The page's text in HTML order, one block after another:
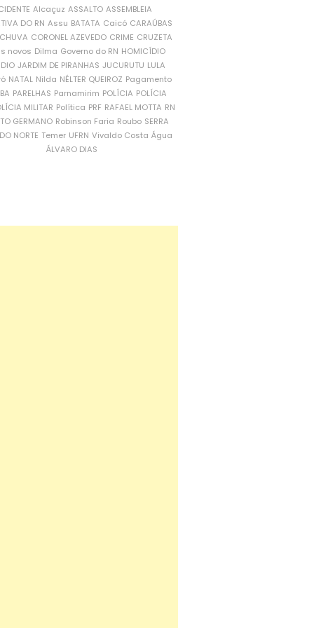
Alcaçuz ASSALTO ASSEMBLEIA
DO RN Assu BATATA Caicó CARAÚBAS
CORONEL AZEVEDO CRIME CRUZETA
novos Dilma Governo do RN HOMICÍDIO
JARDIM DE PIRANHAS JUCURUTU LULA
NATAL Nilda NÉLTER QUEIROZ Pagamento
PARELHAS Parnamirim POLÍCIA POLÍCIA
MILITAR Política PRF RAFAEL MOTTA RN
GERMANO Robinson Faria Roubo SERRA
NORTE Temer UFRN Vivaldo Costa Água
ÁLVARO DIAS